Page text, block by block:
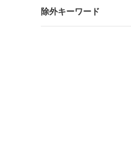
除外キーワード